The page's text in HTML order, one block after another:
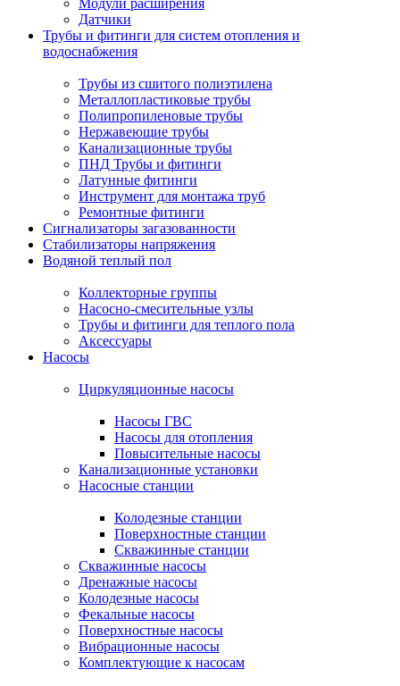
Модули расширения
Датчики
Трубы и фитинги для систем отопления и
водоснабжения
Трубы из сшитого полиэтилена
Металлопластиковые трубы
Полипропиленовые трубы
Нержавеющие трубы
Канализационные трубы
ПНД Трубы и фитинги
Латунные фитинги
Инструмент для монтажа труб
Ремонтные фитинги
Сигнализаторы загазованности
Стабилизаторы напряжения
Водяной теплый пол
Коллекторные группы
Насосно-смесительные узлы
Трубы и фитинги для теплого пола
Аксессуары
Насосы
Циркуляционные насосы
Насосы ГВС
Насосы для отопления
Повысительные насосы
Канализационные установки
Насосные станции
Колодезные станции
Поверхностные станции
Скважинные станции
Скважинные насосы
Дренажные насосы
Колодезные насосы
Фекальные насосы
Поверхностные насосы
Вибрационные насосы
Комплектующие к насосам